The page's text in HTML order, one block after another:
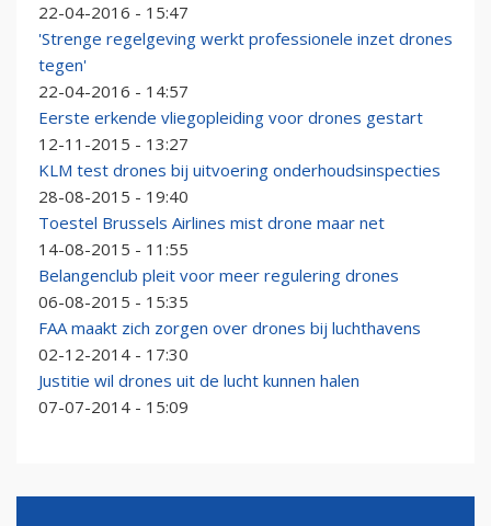
22-04-2016 - 15:47
'Strenge regelgeving werkt professionele inzet drones
tegen'
22-04-2016 - 14:57
Eerste erkende vliegopleiding voor drones gestart
12-11-2015 - 13:27
KLM test drones bij uitvoering onderhoudsinspecties
28-08-2015 - 19:40
Toestel Brussels Airlines mist drone maar net
14-08-2015 - 11:55
Belangenclub pleit voor meer regulering drones
06-08-2015 - 15:35
FAA maakt zich zorgen over drones bij luchthavens
02-12-2014 - 17:30
Justitie wil drones uit de lucht kunnen halen
07-07-2014 - 15:09